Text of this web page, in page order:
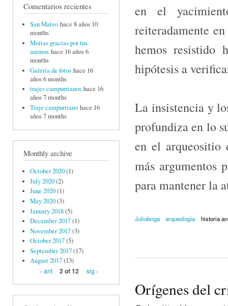
Comentarios recientes
San Mateo hace 8 años 10
months
Moitas gracias por tus
animos hace 16 años 6
months
Galería de fotos hace 16
años 6 months
trajes campurrianos hace 16
años 7 months
Traje campurriano hace 16
años 7 months
Monthly archive
October 2020(1)
July 2020(2)
June 2020(1)
May 2020(3)
January 2018(5)
December 2017(1)
November 2017(3)
October 2017(5)
September 2017(17)
August 2017(13)
‹ ant
2 of 12 sig ›
en el
reiteradamente
hemos resistido
hipótesis a
La insistencia y
profundiza en lo
en el arqueositio
más argumentos
para mantener la
Juliobriga arqueología historia
Orígenes del